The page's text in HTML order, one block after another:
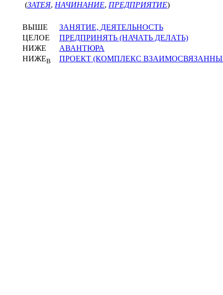
(ЗАТЕЯ, НАЧИНАНИЕ, ПРЕДПРИЯТИЕ)
ВЫШЕ
ЗАНЯТИЕ, ДЕЯТЕЛЬНОСТЬ
ЦЕЛОЕ
ПРЕДПРИНЯТЬ (НАЧАТЬ ДЕЛАТЬ)
НИЖЕ
АВАНТЮРА
НИЖЕВ ПРОЕКТ (КОМПЛЕКС